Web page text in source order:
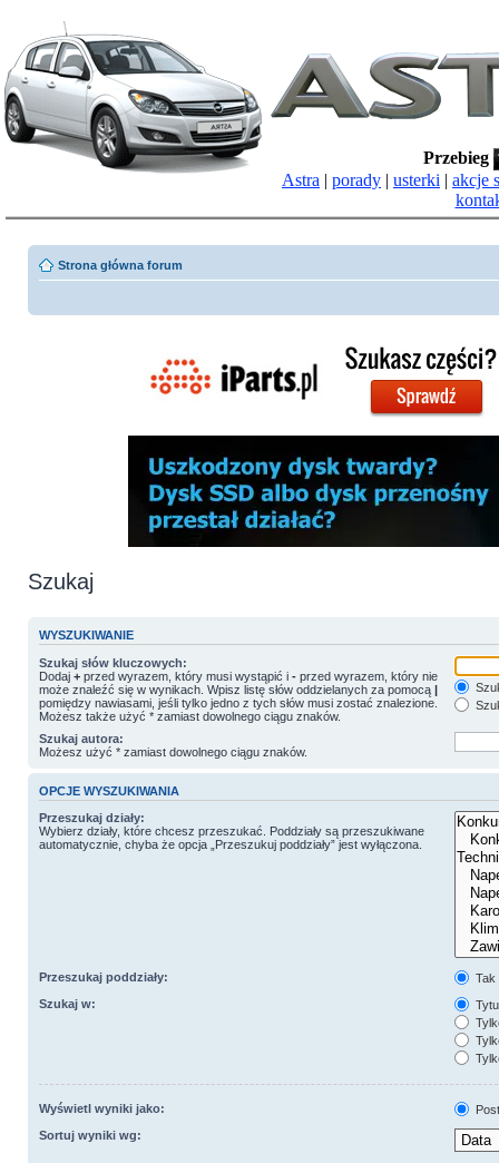
Przebieg
Astra | porady | usterki | akcje
Strona główna forum
Szukaj
WYSZUKIWANIE
Szukaj słów kluczowych:
Dodaj +przed wyrazem, który musi wystąpić i -przed wyrazem, który nie
może znaleźć się w wynikach. Wpisz listę słów oddzielanych za pomocą |
pomiędzy nawiasami, jeśli tylko jedno z tych słów musi zostać znalezione.
Możesz także użyć * zamiast dowolnego ciągu znaków.
Szukaj autora:
Możesz użyć * zamiast dowolnego ciągu znaków.
OPCJE WYSZUKIWANIA
Przeszukaj działy:
Wybierz działy, które chcesz przeszukać. Poddziały są przeszukiwane
automatycznie, chyba że opcja „Przeszukuj poddziały” jest wyłączona.
Przeszukaj poddziały:
Tak
Szukaj w:
Wyświetl wyniki jako:
Sortuj wyniki wg: